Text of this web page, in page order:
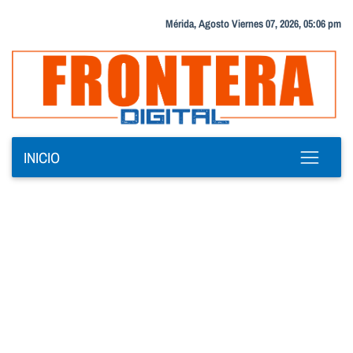
Mérida, Agosto Viernes 07, 2026, 05:06 pm
INICIO